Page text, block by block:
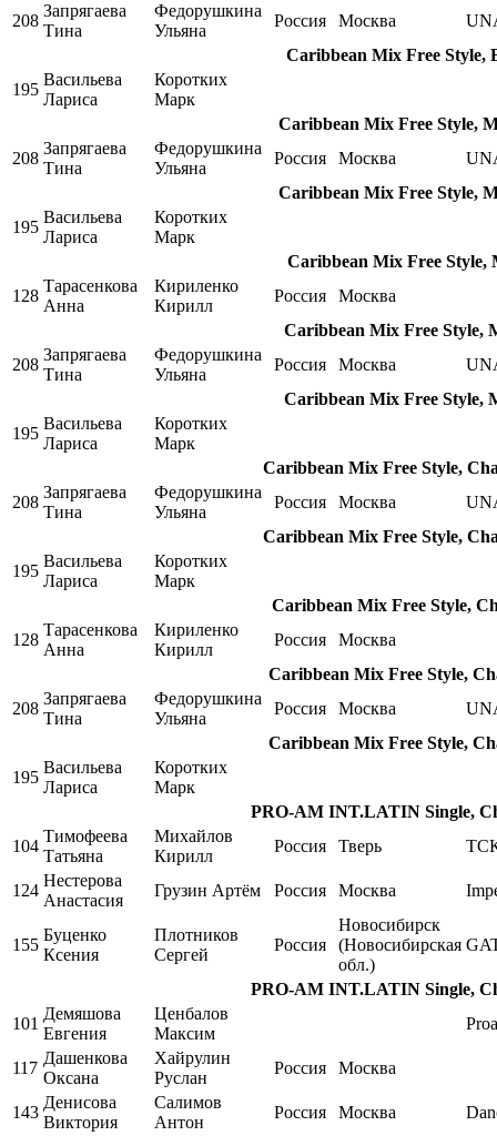
208
Запрягаева
Тина
Федорушкина
Ульяна
Россия Москва
Caribbean Mix Free Style,
195
Васильева
Лариса
Коротких
Марк
Caribbean Mix Free Style,
208
Запрягаева
Тина
Федорушкина
Ульяна
Россия Москва
Caribbean Mix Free Style,
195
Васильева
Лариса
Коротких
Марк
Caribbean Mix Free Style,
128
Тарасенкова
Анна
Кириленко
Кирилл
Россия
Москва
Caribbean Mix Free Style,
208
Запрягаева
Тина
Федорушкина
Ульяна
Россия Москва
Caribbean Mix Free Style,
195
Васильева
Лариса
Коротких
Марк
Caribbean Mix Free Style,
208
Запрягаева
Тина
Федорушкина
Ульяна
Россия Москва
Caribbean Mix Free Style,
195
Васильева
Лариса
Коротких
Марк
Caribbean Mix Free Style,
128
Тарасенкова
Анна
Кириленко
Кирилл
Россия
Москва
Caribbean Mix Free Style,
208
Запрягаева
Тина
Федорушкина
Ульяна
Россия Москва
Caribbean Mix Free Style,
195
Васильева
Лариса
Коротких
Марк
PRO-AM INT.LATIN Single,
104
Тимофеева
Татьяна
Михайлов
Кирилл
Россия Тверь
124
Нестерова
Анастасия
Грузин Артём Россия Москва
155
Буценко
Ксения
Плотников
Сергей
Россия
Новосибирск
(Новосибирская
обл.)
PRO-AM INT.LATIN Single,
101
Демяшова
Евгения
Ценбалов
Максим
117
Дашенкова
Оксана
Хайрулин
Руслан
Россия Москва
143
Денисова
Виктория
Салимов
Антон
Россия Москва